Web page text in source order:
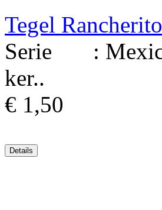
Tegel
Serie :
ker..
€ 1,50